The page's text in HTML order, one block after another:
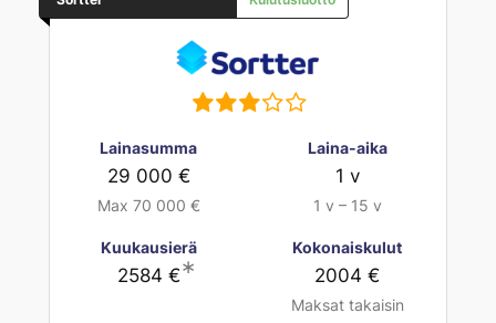
Lainasumma
29 000 €
Max 70 000 €
Laina-aika
1 v
1 v – 15 v
Kuukausierä
2584 €∗
Kokonaiskulut
2004 €
Maksat takaisin